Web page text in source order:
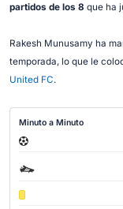
partidos de los 8 que ha
Rakesh Munusamy ha
temporada, lo que le
United FC.
Minuto a Minuto